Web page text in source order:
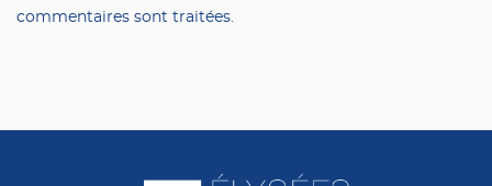
commentaires sont traitées.